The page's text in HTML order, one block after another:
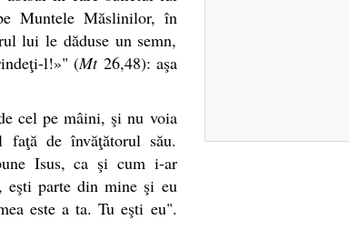
Muntele Măslinilor, în
lui le dăduse un semn,
l!»" (Mt26,48): aşa
cel pe mâini, şi nu voia
faţă de învăţătorul său.
Isus, ca şi cum i-ar
eşti parte din mine şi eu
este a ta. Tu eşti eu".